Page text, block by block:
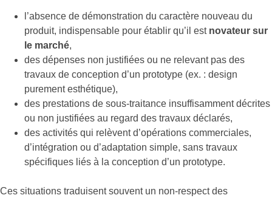
l’absence de démonstration du caractère nouveau du
produit, indispensable pour établir qu’il est novateur sur
le marché,
des dépenses non justifiées ou ne relevant pas des
travaux de conception d’un prototype (ex. : design
purement esthétique),
des prestations de sous-traitance insuffisamment décrites
ou non justifiées au regard des travaux déclarés,
des activités qui relèvent d’opérations commerciales,
d’intégration ou d’adaptation simple, sans travaux
spécifiques liés à la conception d’un prototype.
Ces situations traduisent souvent un non-respect des